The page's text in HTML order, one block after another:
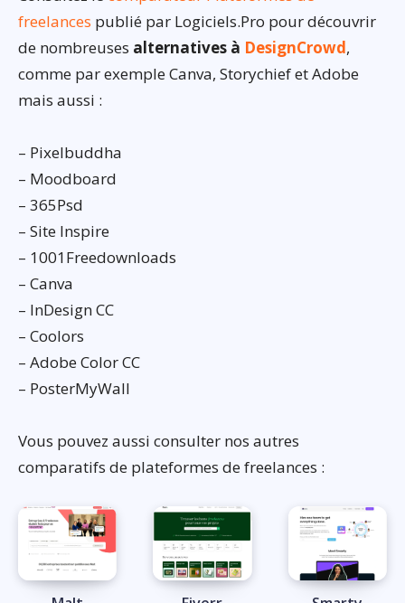
freelances publié par Logiciels.Pro pour découvrir
de nombreuses alternatives à DesignCrowd,
comme par exemple Canva, Storychief et Adobe
mais aussi :
– Pixelbuddha
– Moodboard
– 365Psd
– Site Inspire
– 1001Freedownloads
– Canva
– InDesign CC
– Coolors
– Adobe Color CC
– PosterMyWall
Vous pouvez aussi consulter nos autres
comparatifs de plateformes de freelances :